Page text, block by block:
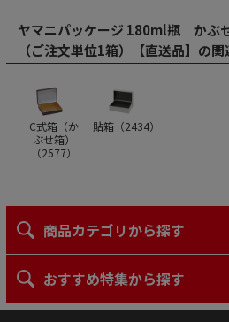
ヤマニパッケージ 180ml瓶 かぶ
（ご注文単位1箱）【直送品】の
C式箱（か
ぶせ箱）
（2577）
貼箱（2434）
商品カテゴリから探す
おすすめ特集から探す